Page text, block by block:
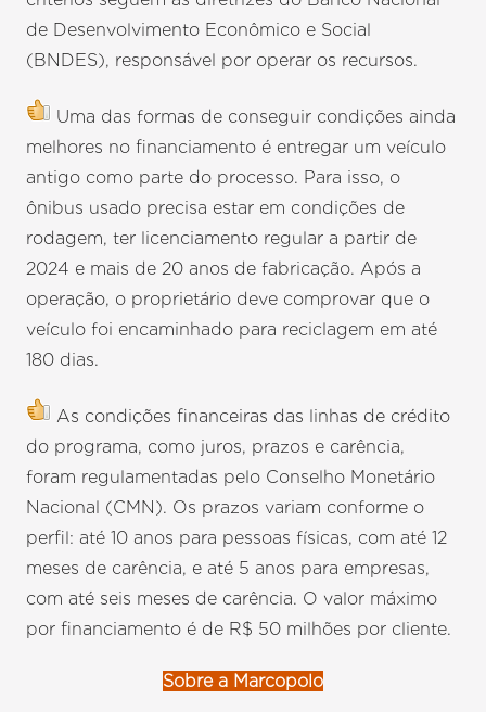
de Desenvolvimento Econômico e Social
(BNDES), responsável por operar os recursos.
Uma das formas de conseguir condições ainda
melhores no financiamento é entregar um veículo
antigo como parte do processo. Para isso, o
ônibus usado precisa estar em condições de
rodagem, ter licenciamento regular a partir de
2024 e mais de 20 anos de fabricação. Após a
operação, o proprietário deve comprovar que o
veículo foi encaminhado para reciclagem em até
180 dias.
As condições financeiras das linhas de crédito
do programa, como juros, prazos e carência,
foram regulamentadas pelo Conselho Monetário
Nacional (CMN). Os prazos variam conforme o
perfil: até 10 anos para pessoas físicas, com até 12
meses de carência, e até 5 anos para empresas,
com até seis meses de carência. O valor máximo
por financiamento é de R$ 50 milhões por cliente.
Sobre a Marcopolo